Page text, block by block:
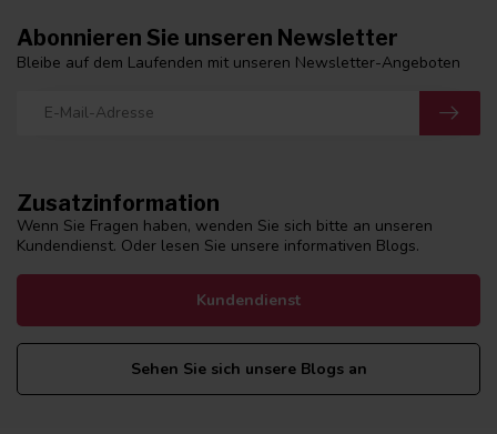
Zusatzinformation
Wenn Sie Fragen haben, wenden Sie sich bitte an unseren
Kundendienst. Oder lesen Sie unsere informativen Blogs.
Kundendienst
Sehen Sie sich unsere Blogs an
Abonnieren Sie unseren Newsletter
Bleibe auf dem Laufenden mit unseren Newsletter-Angeboten